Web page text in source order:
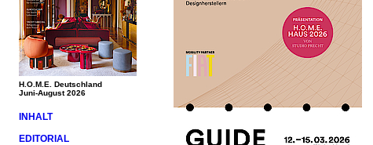
H.O.M.E. Deutschland
Juni-August 2026
INHALT
EDITORIAL